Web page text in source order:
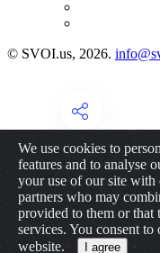
© SVOI.us, 2026.
We use cookies to
features and to analyse
your use of our site with
partners who may
provided to them or that
services. You consent
website.
I agree